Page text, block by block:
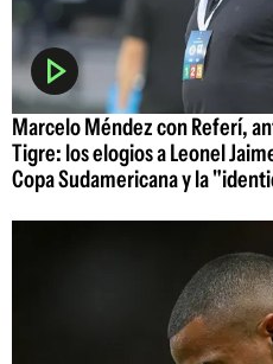
Marcelo Méndez con Referí,
Tigre: los elogios a Leonel
Copa Sudamericana y la